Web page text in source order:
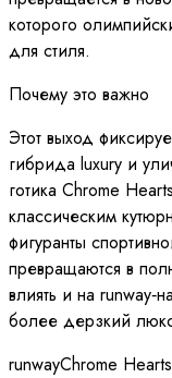
которого
для стиля.
Почему это важно
Этот выход
гибрида luxury и
готика Chrome
классическим
фигуранты
превращаются в
влиять и на
более дерзкий
runwayChrome Hearts